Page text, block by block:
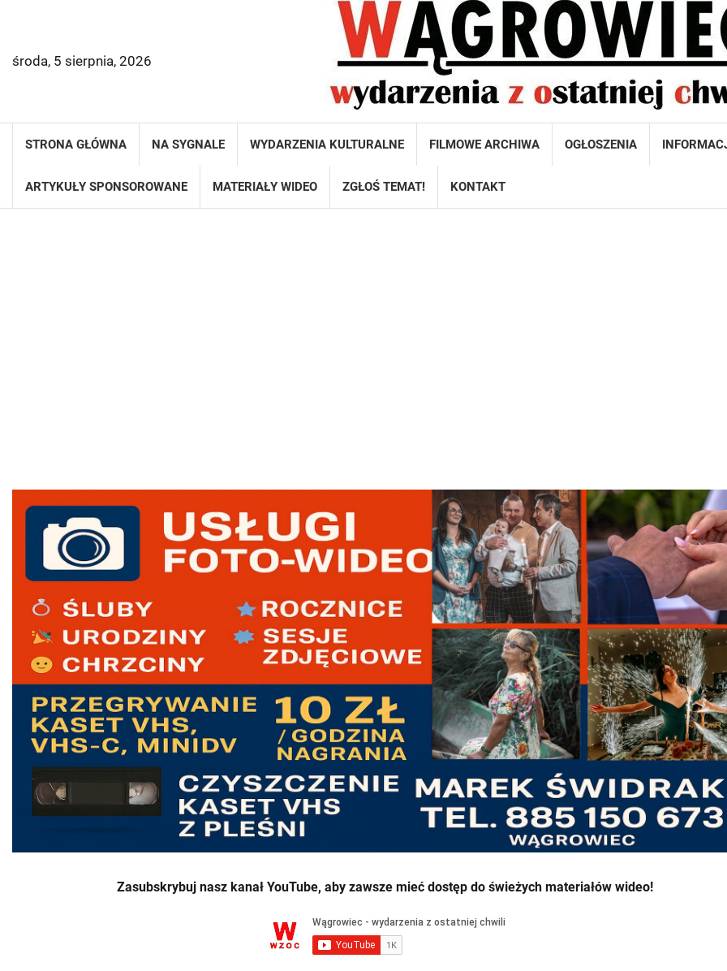
środa, 5 sierpnia, 2026
STRONA GŁÓWNA NA SYGNALE WYDARZENIA KULTURALNE FILMOWE ARCHIWA OGŁOSZENIA
ARTYKUŁY SPONSOROWANE MATERIAŁY WIDEO ZGŁOŚ TEMAT! KONTAKT
Zasubskrybuj nasz kanał YouTube, aby zawsze mieć dostęp do świeżych materiałów wideo!